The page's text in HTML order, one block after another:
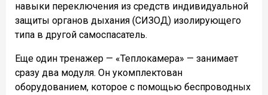
навыки переключения из средств индивидуальной
защиты органов дыхания (СИЗОД) изолирующего
типа в другой самоспасатель.
Еще один тренажер — «Теплокамера» — занимает
сразу два модуля. Он укомплектован
оборудованием, которое с помощью беспроводных